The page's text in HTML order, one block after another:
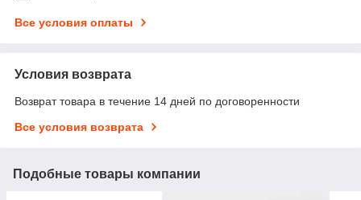
Все условия оплаты
Условия возврата
Возврат товара в течение 14 дней по договоренности
Все условия возврата
Подобные товары компании